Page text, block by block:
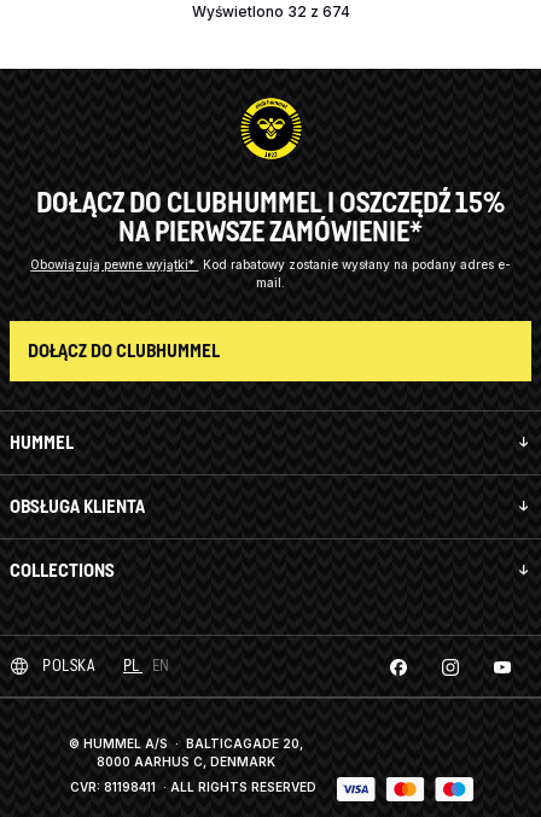
Wyświetlono 32 z 674
HUMMEL
OBSŁUGA KLIENTA
COLLECTIONS
DOŁĄCZ DO CLUBHUMMEL I OSZCZĘDŹ 15%
NA PIERWSZE ZAMÓWIENIE*
Obowiązują pewne wyjątki* Kod rabatowy zostanie wysłany na podany adres e-
mail.
DOŁĄCZ DO CLUBHUMMEL
POLSKA PL EN
© HUMMEL A/S · BALTICAGADE 20,
8000 AARHUS C, DENMARK
CVR: 81198411 · ALL RIGHTS RESERVED